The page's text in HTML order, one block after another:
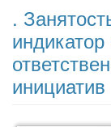
.
инициатив